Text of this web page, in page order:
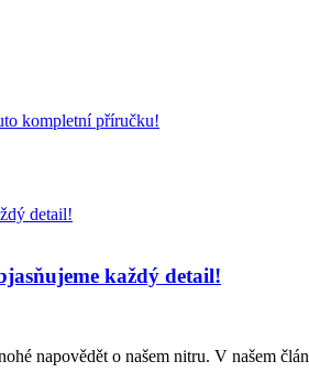
kompletní příručku!
každý detail!
napovědět o našem nitru. V našem